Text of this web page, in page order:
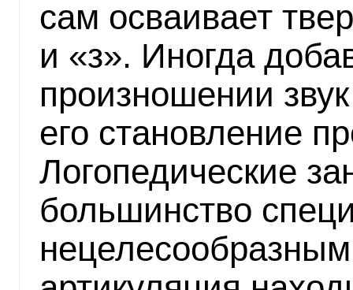
сам осваивает
и «з». Иногда
произношении
его становление
Логопедические
большинство